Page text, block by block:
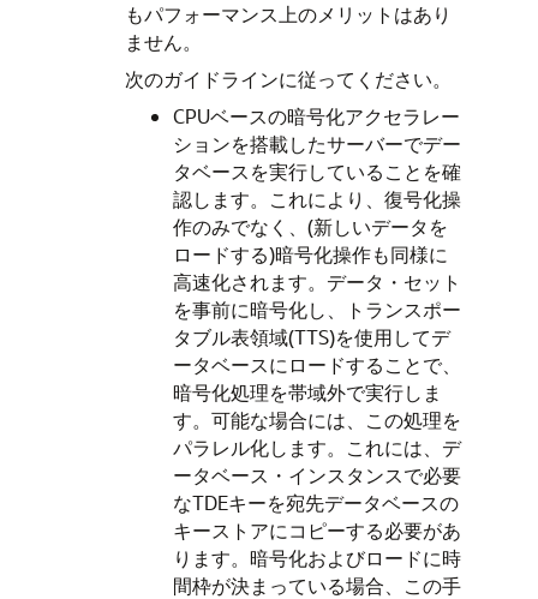
もパフォーマンス上のメリットはあり
ません。
次のガイドラインに従ってください。
CPUベースの暗号化アクセラレー
ションを搭載したサーバーでデー
タベースを実行していることを確
認します。これにより、復号化操
作のみでなく、(新しいデータを
ロードする)暗号化操作も同様に
高速化されます。データ・セット
を事前に暗号化し、トランスポー
タブル表領域(TTS)を使用してデ
ータベースにロードすることで、
暗号化処理を帯域外で実行しま
す。可能な場合には、この処理を
パラレル化します。これには、デ
ータベース・インスタンスで必要
なTDEキーを宛先データベースの
キーストアにコピーする必要があ
ります。暗号化およびロードに時
間枠が決まっている場合、この手